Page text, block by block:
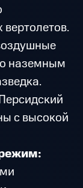
наземным
с высокой